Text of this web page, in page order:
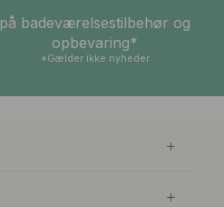
på badeværelsestilbehør og
opbevaring*
*Gælder ikke nyheder